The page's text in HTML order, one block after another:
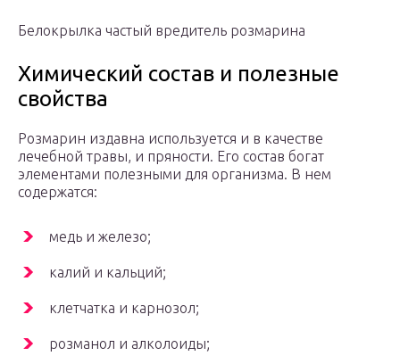
Белокрылка частый вредитель розмарина
Химический состав и полезные
свойства
Розмарин издавна используется и в качестве
лечебной травы, и пряности. Его состав богат
элементами полезными для организма. В нем
содержатся:
медь и железо;
калий и кальций;
клетчатка и карнозол;
розманол и алколоиды;